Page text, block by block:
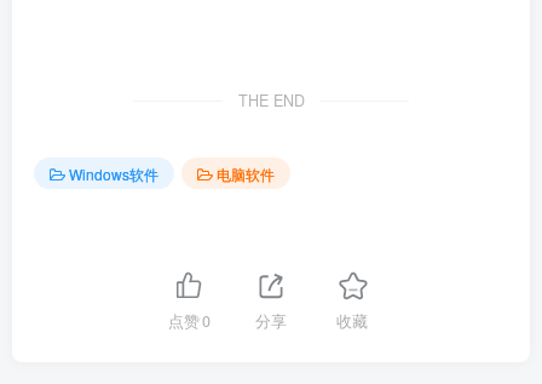
THE END
Windows软件 电脑软件
点赞0 分享 收藏